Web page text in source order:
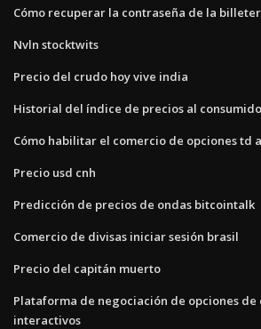
Cómo recuperar la contraseña de la
Nvln stocktwits
Precio del crudo hoy vive india
Historial del índice de precios al
Cómo habilitar el comercio de opciones td
Precio usd cnh
Predicción de precios de ondas bitcointalk
Comercio de divisas iniciar sesión brasil
Precio del capitán muerto
Plataforma de negociación de opciones
interactivos